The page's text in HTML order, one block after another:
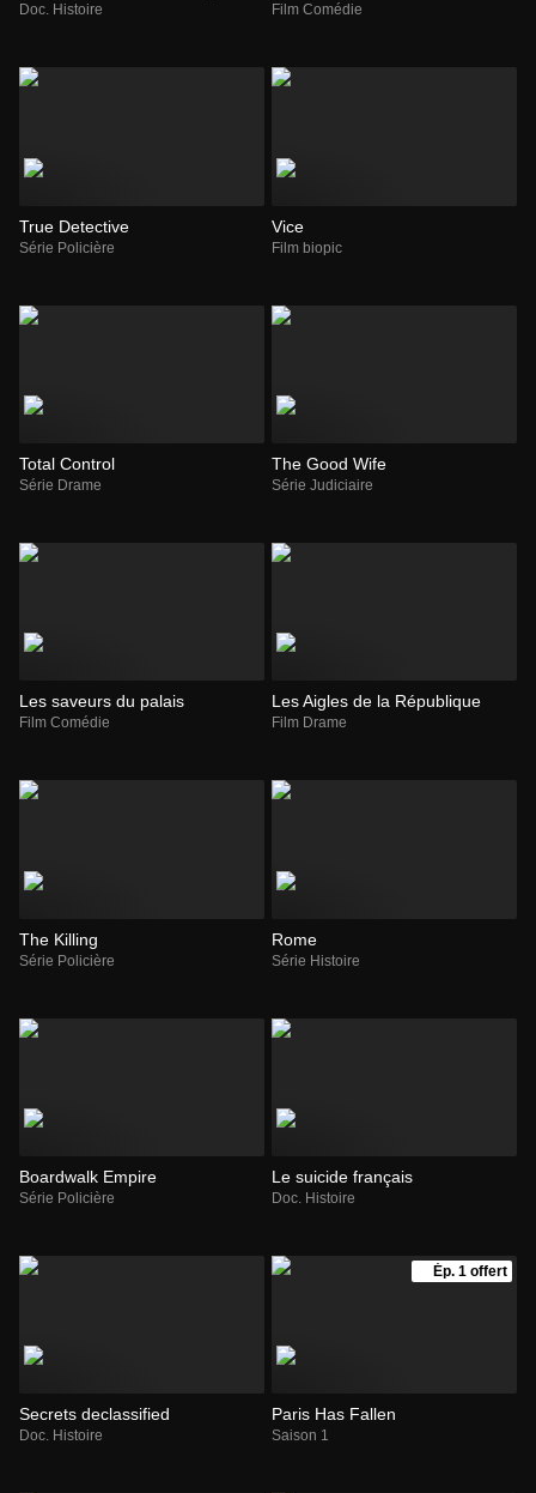
Doc. Histoire Film Comédie
True Detective
Série Policière
Vice
Film biopic
Total Control
Série Drame
The Good Wife
Série Judiciaire
Les saveurs du palais
Film Comédie
Les Aigles de la République
Film Drame
The Killing
Série Policière
Rome
Série Histoire
Boardwalk Empire
Série Policière
Le suicide français
Doc. Histoire
Secrets declassified
Doc. Histoire
Ép. 1 offert
Paris Has Fallen
Saison 1